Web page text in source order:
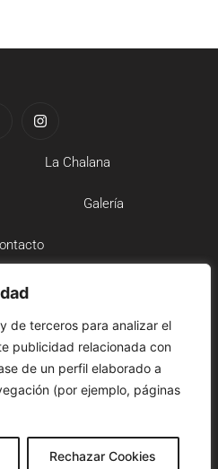
de terceros para analizar el
publicidad relacionada con
de un perfil elaborado a
(por ejemplo, páginas
Rechazar Cookies
La Chalana
Galería
Legal
Privacidad
de Cookies
| Powered By SAO S.L.